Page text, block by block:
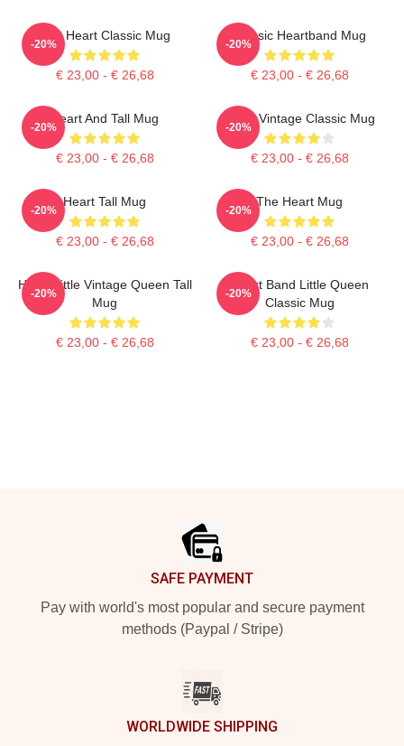
The Heart Classic Mug
€ 23,00 - € 26,68
-20%
Classic Heartband Mug
€ 23,00 - € 26,68
-20%
Heart And Tall Mug
€ 23,00 - € 26,68
-20%
Heart Vintage Classic Mug
€ 23,00 - € 26,68
-20%
Heart Tall Mug
€ 23,00 - € 26,68
-20%
The Heart Mug
€ 23,00 - € 26,68
-20%
Heart Little Vintage Queen Tall
Mug
€ 23,00 - € 26,68
-20%
Heart Band Little Queen
Classic Mug
€ 23,00 - € 26,68
-20%
SAFE PAYMENT
Pay with world's most popular and secure payment
methods (Paypal / Stripe)
WORLDWIDE SHIPPING